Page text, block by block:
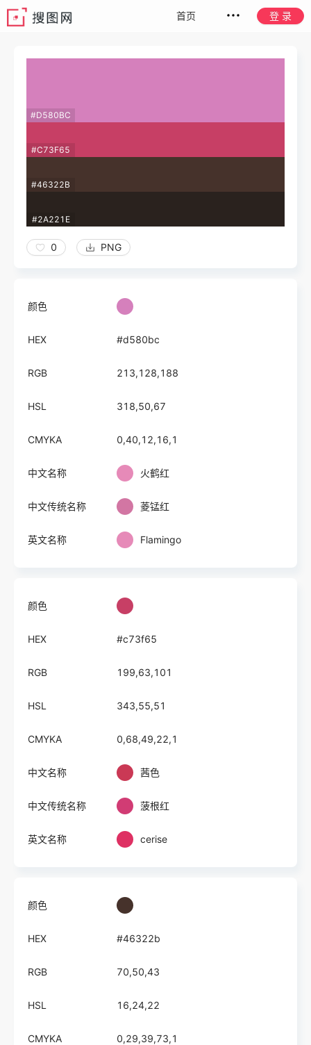
首页 登 录
#D580BC
#C73F65
#46322B
#2A221E
0 PNG
颜色
HEX #d580bc
RGB 213,128,188
HSL 318,50,67
CMYKA 0,40,12,16,1
中文名称 火鹤红
中文传统名称 菱锰红
英文名称 Flamingo
颜色
HEX #c73f65
RGB 199,63,101
HSL 343,55,51
CMYKA 0,68,49,22,1
中文名称 茜色
中文传统名称 菠根红
英文名称 cerise
颜色
HEX #46322b
RGB 70,50,43
HSL 16,24,22
CMYKA 0,29,39,73,1